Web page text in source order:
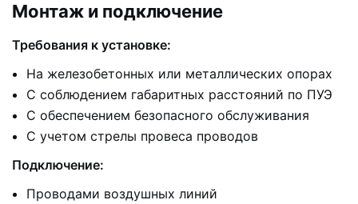
Монтаж и подключение
Требования к установке:
На железобетонных или металлических опорах
С соблюдением габаритных расстояний по ПУЭ
С обеспечением безопасного обслуживания
С учетом стрелы провеса проводов
Подключение:
Проводами воздушных линий